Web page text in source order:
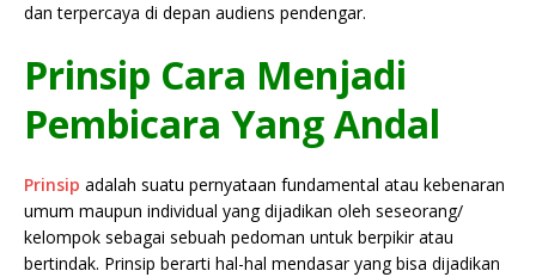
dan terpercaya di depan audiens pendengar.
Prinsip Cara Menjadi
Pembicara Yang Andal
Prinsip adalah suatu pernyataan fundamental atau kebenaran
umum maupun individual yang dijadikan oleh seseorang/
kelompok sebagai sebuah pedoman untuk berpikir atau
bertindak. Prinsip berarti hal-hal mendasar yang bisa dijadikan